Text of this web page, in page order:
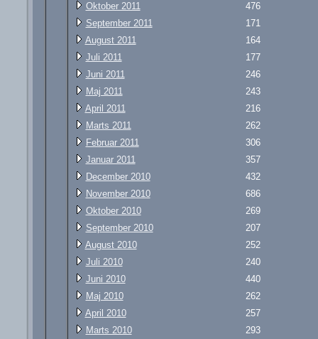
Oktober 2011
476
September 2011
171
August 2011
164
Juli 2011
177
Juni 2011
246
Maj 2011
243
April 2011
216
Marts 2011
262
Februar 2011
306
Januar 2011
357
December 2010
432
November 2010
686
Oktober 2010
269
September 2010
207
August 2010
252
Juli 2010
240
Juni 2010
440
Maj 2010
262
April 2010
257
Marts 2010
293